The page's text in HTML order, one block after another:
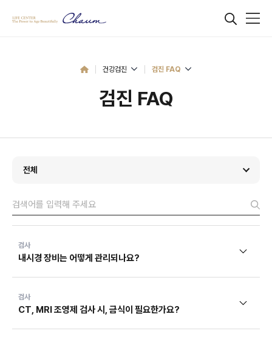
건강검진 검진 FAQ
검진 FAQ
전체
검사
내시경 장비는 어떻게 관리되나요?
검사
CT, MRI 조영제 검사 시, 금식이 필요한가요?